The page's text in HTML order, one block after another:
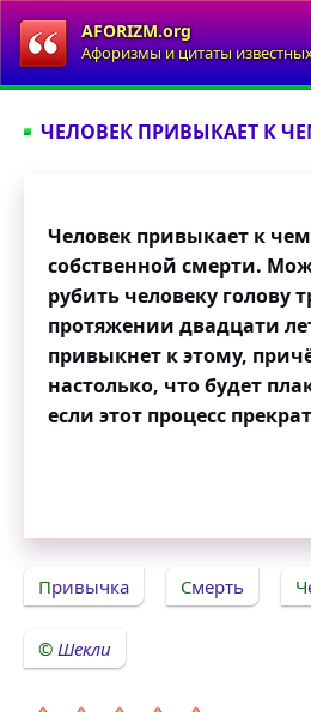
AFORIZM.org
Афоризмы и цитаты
ЧЕЛОВЕК ПРИВЫКАЕТ К
Человек привыкает к
собственной смерти.
рубить человеку голову
протяжении двадцати
привыкнет к этому,
настолько, что будет
если этот процесс
Привычка Смерть
Шекли